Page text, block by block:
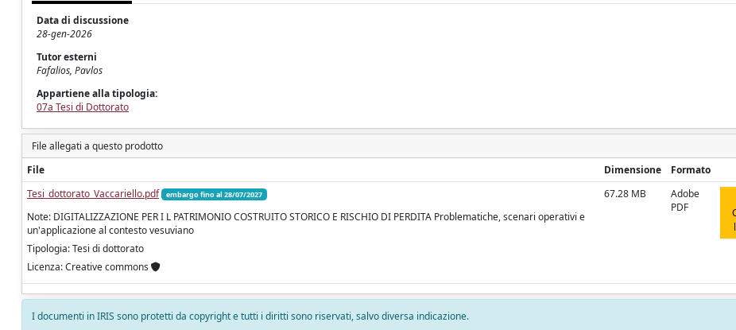
Data di discussione
28-gen-2026
Tutor esterni
Fafalios, Pavlos
Appartiene alla tipologia:
07a Tesi di Dottorato
File allegati a questo prodotto
File
Dimensione
Formato
Tesi_dottorato_Vaccariello.pdf
embargo fino al 28/07/2027
Note: DIGITALIZZAZIONE PER I L PATRIMONIO COSTRUITO STORICO E RISCHIO DI PERDITA Problematiche, scenari operativi e
un'applicazione al contesto vesuviano
Tipologia: Tesi di dottorato
Licenza: Creative commons
67.28 MB
Adobe
PDF
I documenti in IRIS sono protetti da copyright e tutti i diritti sono riservati, salvo diversa indicazione.